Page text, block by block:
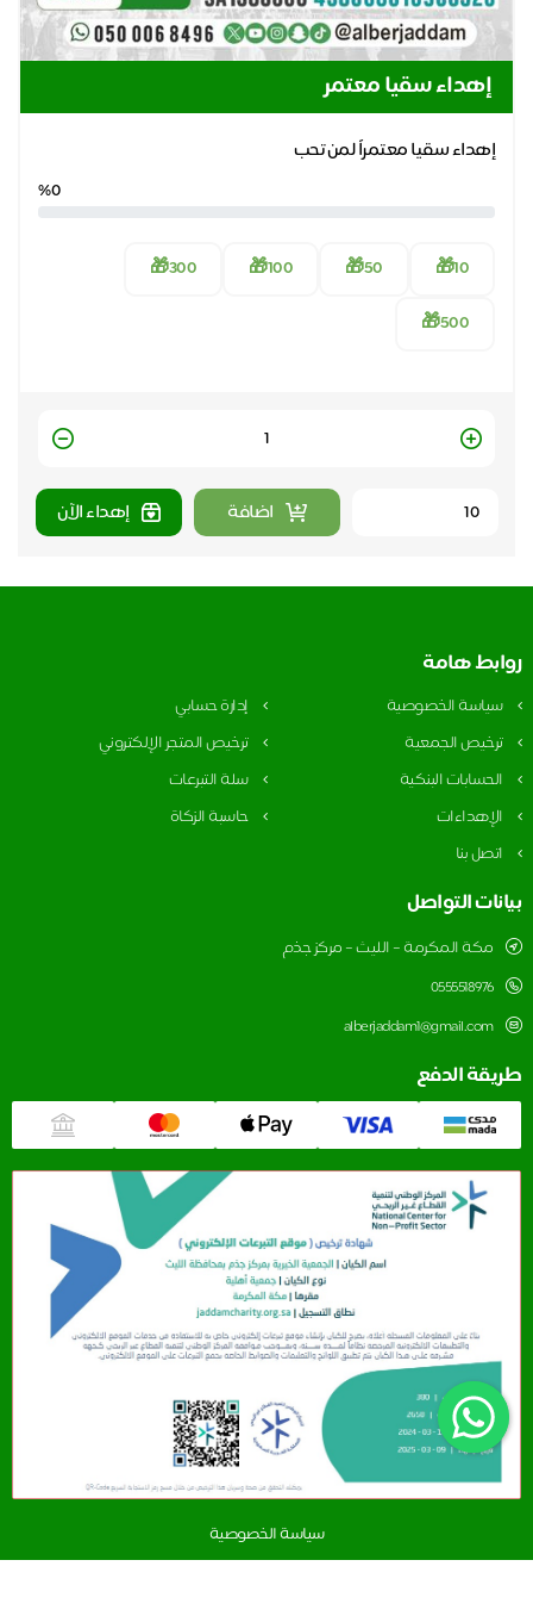
إهداء سقيا معتمر
إهداء سقيا معتمراً لمن تحب
%0
10🎁
50🎁
100🎁
300🎁
500🎁
Quantity
اضافة إهداء الآن
روابط هامة
سياسة الخصوصية
إدارة حسابي
ترخيص الجمعية
ترخيص المتجر الإلكتروني
الحسابات البنكية
سلة التبرعات
الإهداءات
حاسبة الزكاة
اتصل بنا
بيانات التواصل
مكة المكرمة – الليث – مركز جذم
0555518976
alberjaddam1@gmail.com
طريقة الدفع
سياسة الخصوصية